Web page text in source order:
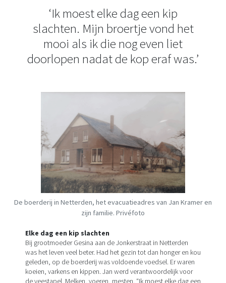
‘Ik moest elke dag een kip
slachten. Mijn broertje vond het
mooi als ik die nog even liet
doorlopen nadat de kop eraf was.’
De boerderij in Netterden, het evacuatieadres van Jan Kramer en
zijn familie. Privéfoto
Elke dag een kip slachten
Bij grootmoeder Gesina aan de Jonkerstraat in Netterden
was het leven veel beter. Had het gezin tot dan honger en kou
geleden, op de boerderij was voldoende voedsel. Er waren
koeien, varkens en kippen. Jan werd verantwoordelijk voor
de veestapel. Melken, voeren, mesten. “Ik moest elke dag een